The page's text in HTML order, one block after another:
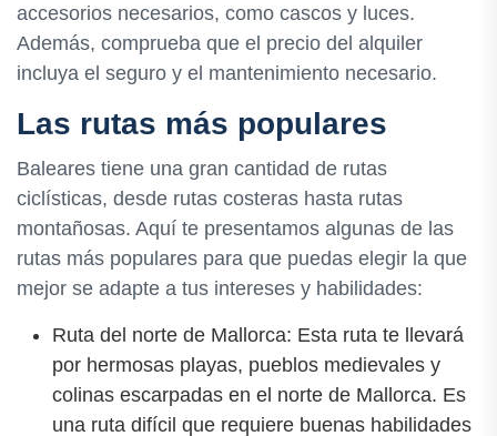
accesorios necesarios, como cascos y luces.
Además, comprueba que el precio del alquiler
incluya el seguro y el mantenimiento necesario.
Las rutas más populares
Baleares tiene una gran cantidad de rutas
ciclísticas, desde rutas costeras hasta rutas
montañosas. Aquí te presentamos algunas de las
rutas más populares para que puedas elegir la que
mejor se adapte a tus intereses y habilidades:
Ruta del norte de Mallorca: Esta ruta te llevará
por hermosas playas, pueblos medievales y
colinas escarpadas en el norte de Mallorca. Es
una ruta difícil que requiere buenas habilidades